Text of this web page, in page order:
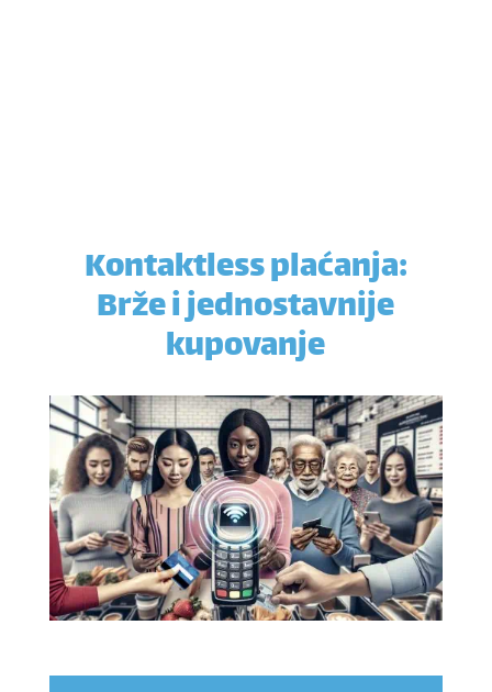
Kontaktless plaćanja:
Brže i jednostavnije
kupovanje